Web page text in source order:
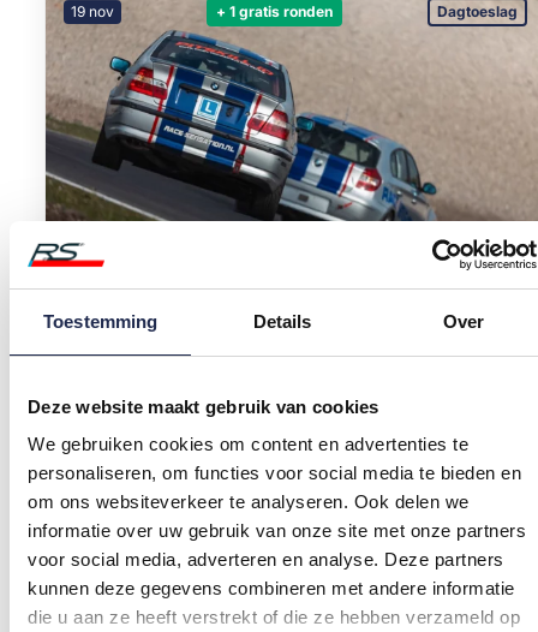
Toestemming Details Over
Deze website maakt gebruik van cookies
We gebruiken cookies om content en advertenties te
personaliseren, om functies voor social media te bieden en
om ons websiteverkeer te analyseren. Ook delen we
informatie over uw gebruik van onze site met onze partners
voor social media, adverteren en analyse. Deze partners
kunnen deze gegevens combineren met andere informatie
die u aan ze heeft verstrekt of die ze hebben verzameld op
RACEN IN EEN BMW
19 nov + 1 gratis ronden Dagtoeslag
Zandvoort
€149,00
12:00 - 14:00
Boeken
25 nov Dagtoeslag